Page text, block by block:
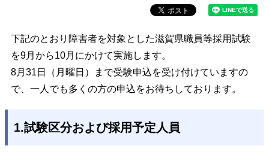
下記のとおり障害者を対象とした滋賀県職員等採用試験
を9月から10月にかけて実施します。
8月31日（月曜日）まで受験申込を受け付けていますの
で、一人でも多くの方の申込をお待ちしております。
1.試験区分および採用予定人員